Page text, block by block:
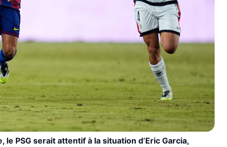
PSG serait attentif à la situation d’Eric Garcia,